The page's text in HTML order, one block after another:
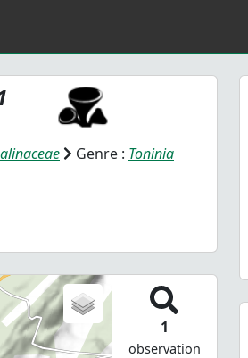
Genre : Toninia
1
observation